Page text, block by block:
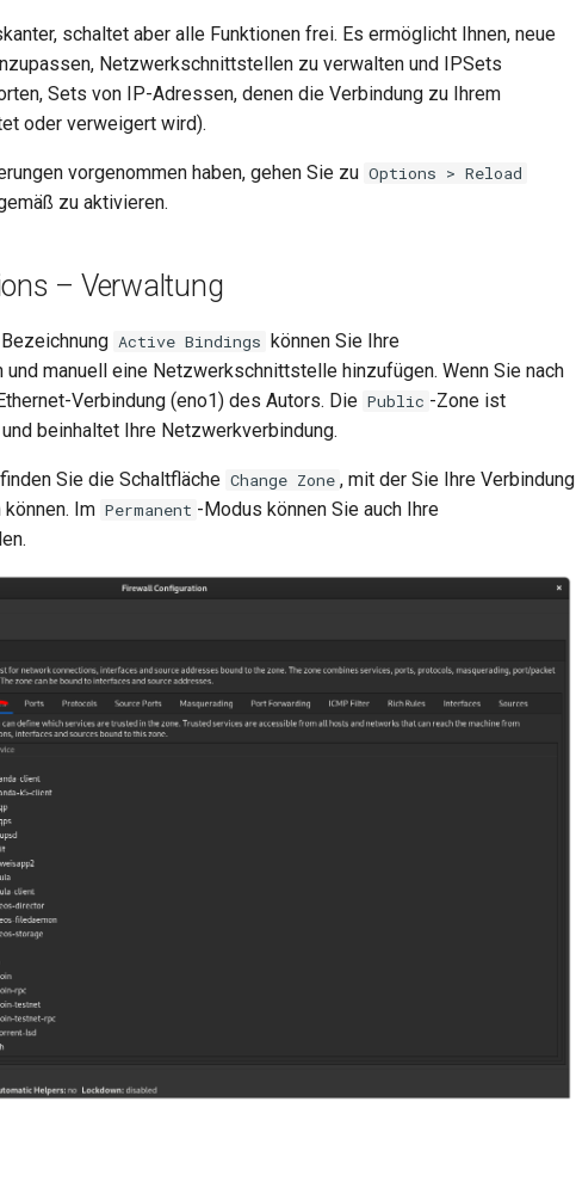
schaltet aber alle Funktionen frei. Es ermöglicht Ihnen, neue
Netzwerkschnittstellen zu verwalten und IPSets
Sets von IP-Adressen, denen die Verbindung zu Ihrem
oder verweigert wird).
vorgenommen haben, gehen Sie zu Options > Reload
zu aktivieren.
– Verwaltung
Active Bindings
können Sie Ihre
manuell eine Netzwerkschnittstelle hinzufügen. Wenn Sie nach
Verbindung (eno1) des Autors. Die Public -Zone ist
beinhaltet Ihre Netzwerkverbindung.
Sie die Schaltfläche Change Zone , mit der Sie Ihre Verbindung
Im Permanent -Modus können Sie auch Ihre